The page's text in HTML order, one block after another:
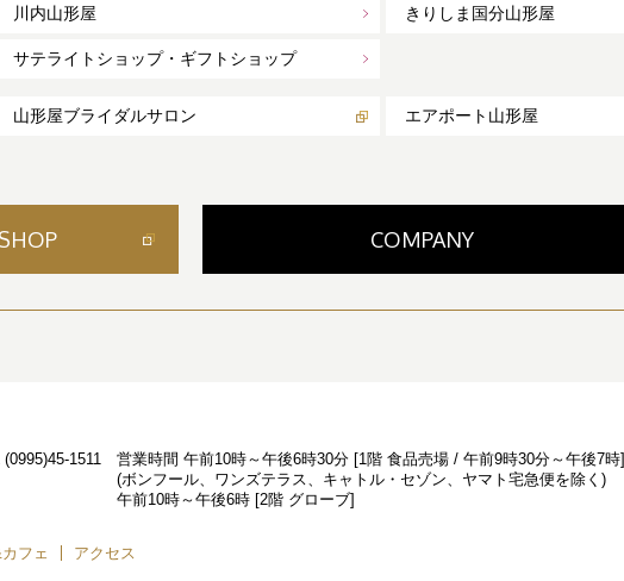
川内山形屋 きりしま国分山形屋
サテライトショップ・ギフトショップ
山形屋ブライダルサロン エアポート山形屋
COMPANY
(0995)45-1511 営業時間 午前10時～午後6時30分 [1階 食品売場 / 午前9時30分～午後7時]
(ボンフール、ワンズテラス、キャトル・セゾン、ヤマト宅急便を除く)
午前10時～午後6時 [2階 グローブ]
フェ アクセス